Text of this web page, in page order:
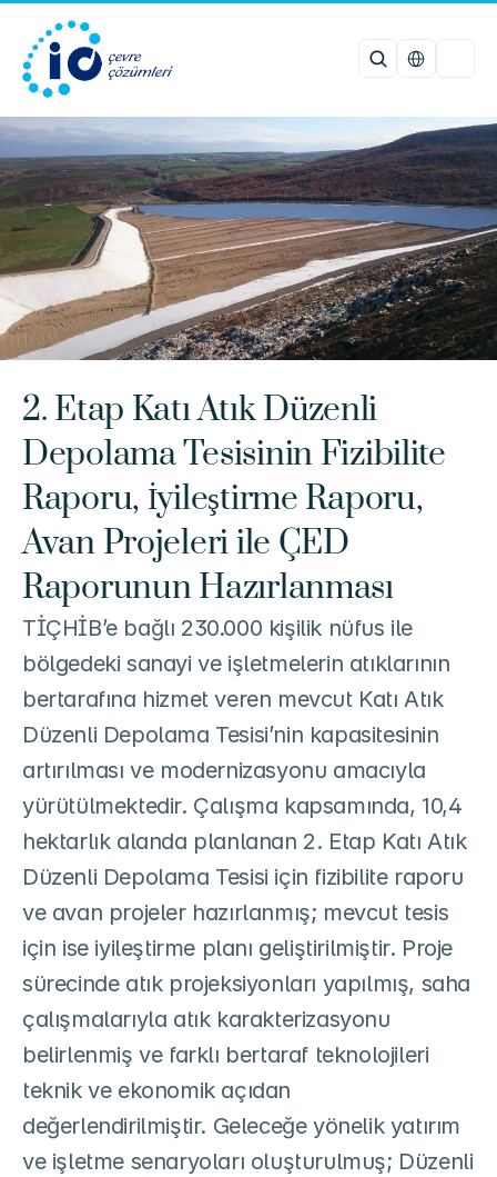
2. Etap Katı Atık Düzenli
Depolama Tesisinin Fizibilite
Raporu, İyileştirme Raporu,
Avan Projeleri ile ÇED
Raporunun Hazırlanması
TİÇHİB’e bağlı 230.000 kişilik nüfus ile
bölgedeki sanayi ve işletmelerin atıklarının
bertarafına hizmet veren mevcut Katı Atık
Düzenli Depolama Tesisi’nin kapasitesinin
artırılması ve modernizasyonu amacıyla
yürütülmektedir. Çalışma kapsamında, 10,4
hektarlık alanda planlanan 2. Etap Katı Atık
Düzenli Depolama Tesisi için fizibilite raporu
ve avan projeler hazırlanmış; mevcut tesis
için ise iyileştirme planı geliştirilmiştir. Proje
sürecinde atık projeksiyonları yapılmış, saha
çalışmalarıyla atık karakterizasyonu
belirlenmiş ve farklı bertaraf teknolojileri
teknik ve ekonomik açıdan
değerlendirilmiştir. Geleceğe yönelik yatırım
ve işletme senaryoları oluşturulmuş; Düzenli